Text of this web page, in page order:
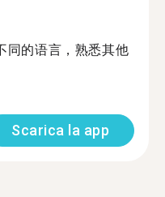
同的语言，熟悉其他
Scarica la app